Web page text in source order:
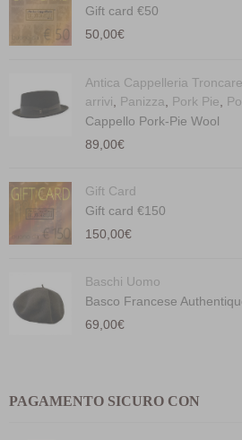
Gift card €50
50,00€
Antica Cappelleria
arrivi
Panizza Pork Pie
Cappello Pork-Pie Wool
89,00€
Gift Card
Gift card €150
150,00€
Baschi Uomo
Basco Francese
69,00€
PAGAMENTO SICURO CON